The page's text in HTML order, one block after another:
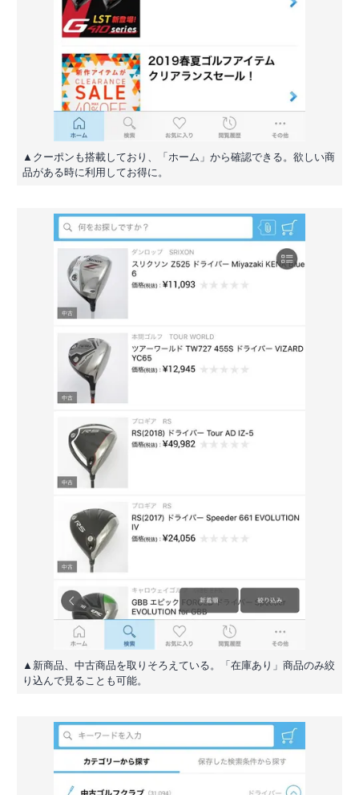
▲クーポンも搭載しており、「ホーム」から確認できる。欲しい商
品がある時に利用してお得に。
▲新商品、中古商品を取りそろえている。「在庫あり」商品のみ絞
り込んで見ることも可能。